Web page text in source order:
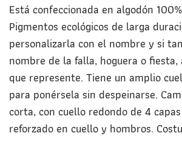
Está confeccionada en algodón
Pigmentos ecológicos de larga
personalizarla con el nombre y si
nombre de la falla, hoguera o
que represente. Tiene un amplio
para ponérsela sin despeinarse.
corta, con cuello redondo de 4
reforzado en cuello y hombros.